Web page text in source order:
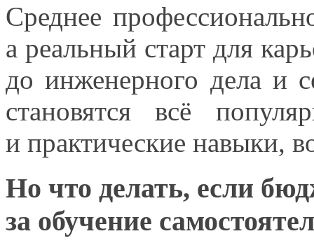
Среднее
а реальный старт для
до инженерного дела и
становятся всё
и практические навыки,
Но что делать, если
за обучение